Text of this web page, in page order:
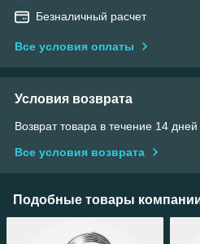
Безналичный расчет
Все условия оплаты
Условия возврата
Возврат товара в течение 14
Все условия возврата
Подобные товары